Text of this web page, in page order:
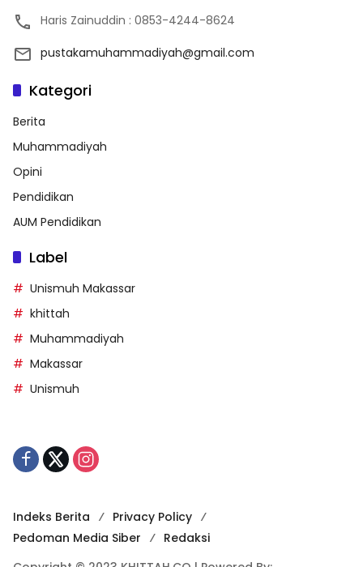
Haris Zainuddin : 0853-4244-8624
pustakamuhammadiyah@gmail.com
Kategori
Berita
Muhammadiyah
Opini
Pendidikan
AUM Pendidikan
Label
Unismuh Makassar
khittah
Muhammadiyah
Makassar
Unismuh
Indeks Berita
Privacy Policy
Pedoman Media Siber
Redaksi